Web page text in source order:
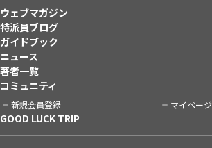
ウェブマガジン
特派員ブログ
ガイドブック
ニュース
著者一覧
コミュニティ
新規会員登録 マイページ
GOOD LUCK TRIP